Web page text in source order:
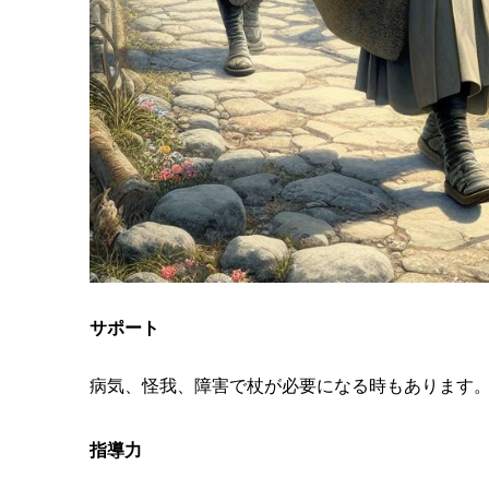
サポート
病気、怪我、障害で杖が必要になる時もあります
指導力